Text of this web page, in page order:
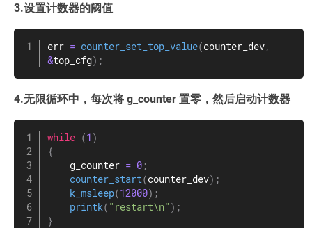
3.设置计数器的阈值
err = counter_set_top_value(counter_dev,
&top_cfg) ;
4.无限循环中，每次将 g_counter 置零，然后启动计数器
while (1 )
{
    g_counter
= 0 ;
counter_start(counter_dev) ;
k_msleep(12000) ;
printk( "restart\n" ) ;
}